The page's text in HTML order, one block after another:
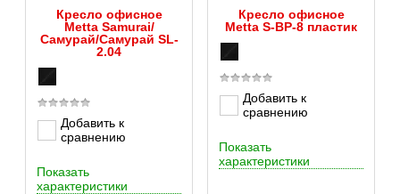
Кресло офисное
Metta Samurai/
Самурай/Самурай SL-
2.04
Добавить к
сравнению
Показать
характеристики
Кресло офисное
Metta S-ВР-8 пластик
Добавить к
сравнению
Показать
характеристики